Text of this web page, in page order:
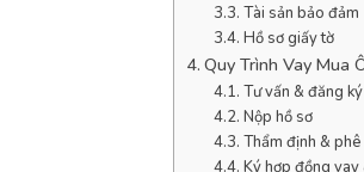
Tài sản bảo đảm
Hồ sơ giấy tờ
Quy Trình Vay Mua
Tư vấn & đăng
Nộp hồ sơ
Thẩm định &
Ký hợp đồng vay